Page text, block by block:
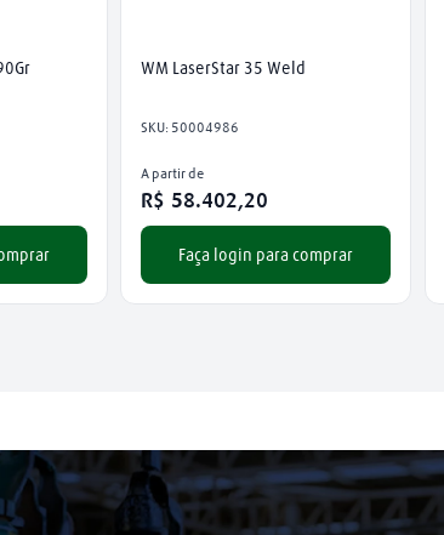
WM LaserStar 35 Weld
SKU:50004986
A partir de
R$ 58.402,20
Faça login para comprar